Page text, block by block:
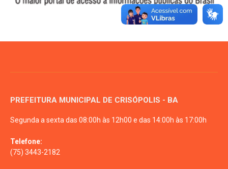
PREFEITURA MUNICIPAL DE CRISÓPOLIS - BA
Segunda a sexta das 08:00h às 12h00 e das 14:00h às 17:00h
Telefone:
(75) 3443-2182